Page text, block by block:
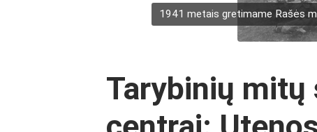
1941 metais gretimame Rašės
Tarybinių mitų